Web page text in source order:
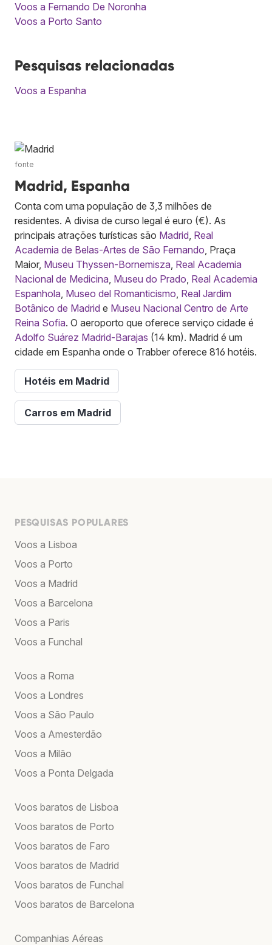
Voos a Fernando De Noronha
Voos a Porto Santo
Pesquisas relacionadas
Voos a Espanha
fonte
Madrid, Espanha
Conta com uma população de 3,3 milhões de
residentes. A divisa de curso legal é euro (€). As
principais atrações turísticas são Madrid Real
Academia de Belas-Artes de São Fernando , Praça
Maior, Museu Thyssen-Bornemisza Real Academia
Nacional de Medicina Museu do Prado Real Academia
Espanhola Museo del Romanticismo Real Jardim
Botânico de Madrid e Museu Nacional Centro de Arte
Reina Sofia. O aeroporto que oferece serviço cidade é
Adolfo Suárez Madrid-Barajas (14 km). Madrid é um
cidade em Espanha onde o Trabber oferece 816 hotéis.
Hotéis em Madrid
Carros em Madrid
PESQUISAS POPULARES
Voos a Lisboa
Voos a Porto
Voos a Madrid
Voos a Barcelona
Voos a Paris
Voos a Funchal
Voos a Roma
Voos a Londres
Voos a São Paulo
Voos a Amesterdão
Voos a Milão
Voos a Ponta Delgada
Voos baratos de Lisboa
Voos baratos de Porto
Voos baratos de Faro
Voos baratos de Madrid
Voos baratos de Funchal
Voos baratos de Barcelona
Companhias Aéreas